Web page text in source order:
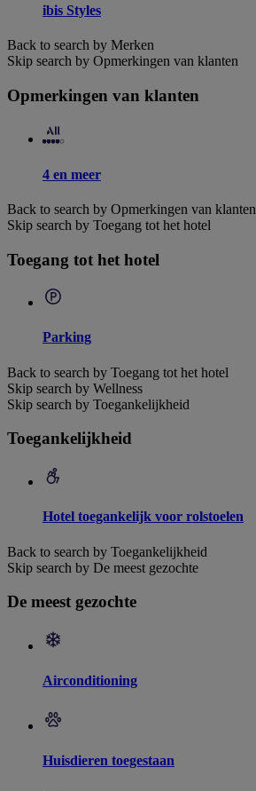
ibis Styles
Back to search by Merken
Skip search by Opmerkingen van klanten
Opmerkingen van klanten
4 en meer
Back to search by Opmerkingen van klanten
Skip search by Toegang tot het hotel
Toegang tot het hotel
Parking
Back to search by Toegang tot het hotel
Skip search by Wellness
Skip search by Toegankelijkheid
Toegankelijkheid
Hotel toegankelijk voor rolstoelen
Back to search by Toegankelijkheid
Skip search by De meest gezochte
De meest gezochte
Airconditioning
Huisdieren toegestaan